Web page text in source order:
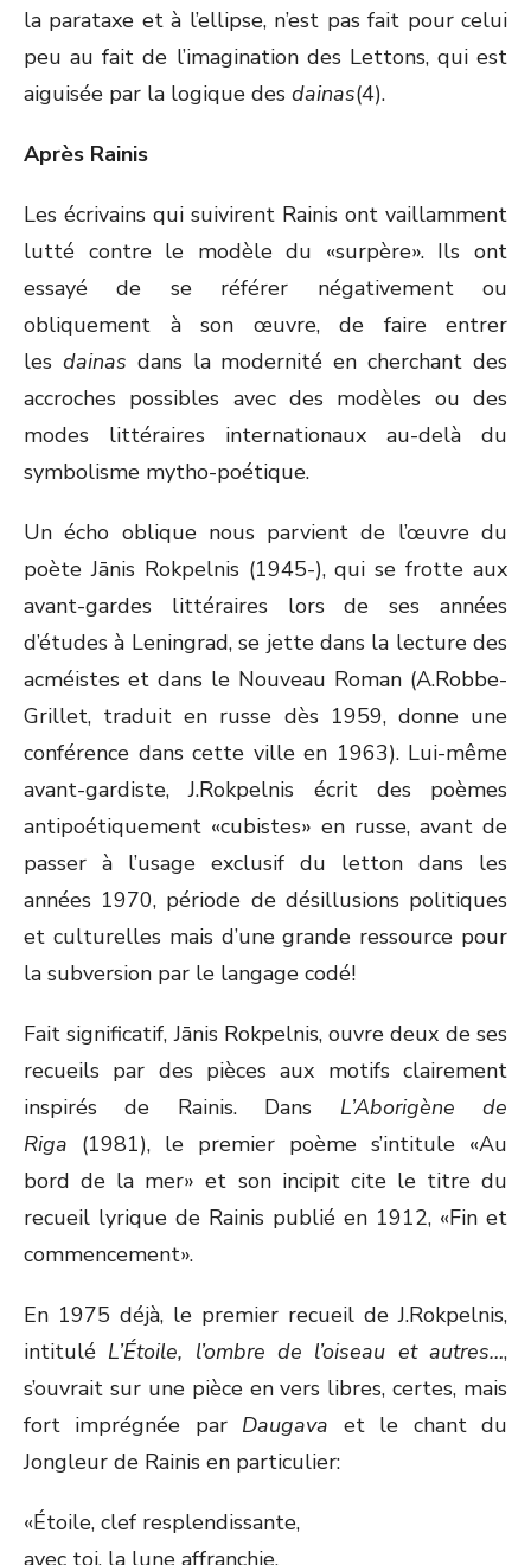
la parataxe et à l’ellipse, n’est pas fait pour celui
peu au fait de l’imagination des Lettons, qui est
aiguisée par la logique des dainas(4).
Après Rainis
Les écrivains qui suivirent Rainis ont vaillamment
lutté contre le modèle du «surpère». Ils ont
essayé de se référer négativement ou
obliquement à son œuvre, de faire entrer
les dainas dans la modernité en cherchant des
accroches possibles avec des modèles ou des
modes littéraires internationaux au-delà du
symbolisme mytho-poétique.
Un écho oblique nous parvient de l’œuvre du
poète Jānis Rokpelnis (1945-), qui se frotte aux
avant-gardes littéraires lors de ses années
d’études à Leningrad, se jette dans la lecture des
acméistes et dans le Nouveau Roman (A.Robbe-
Grillet, traduit en russe dès 1959, donne une
conférence dans cette ville en 1963). Lui-même
avant-gardiste, J.Rokpelnis écrit des poèmes
antipoétiquement «cubistes» en russe, avant de
passer à l’usage exclusif du letton dans les
années 1970, période de désillusions politiques
et culturelles mais d’une grande ressource pour
la subversion par le langage codé!
Fait significatif, Jānis Rokpelnis, ouvre deux de ses
recueils par des pièces aux motifs clairement
inspirés de Rainis. Dans L’Aborigène de
Riga (1981), le premier poème s’intitule «Au
bord de la mer» et son incipit cite le titre du
recueil lyrique de Rainis publié en 1912, «Fin et
commencement».
En 1975 déjà, le premier recueil de J.Rokpelnis,
intitulé L’Étoile, l’ombre de l’oiseau et autres…,
s’ouvrait sur une pièce en vers libres, certes, mais
fort imprégnée par Daugava et le chant du
Jongleur de Rainis en particulier:
«Étoile, clef resplendissante,
avec toi, la lune affranchie,